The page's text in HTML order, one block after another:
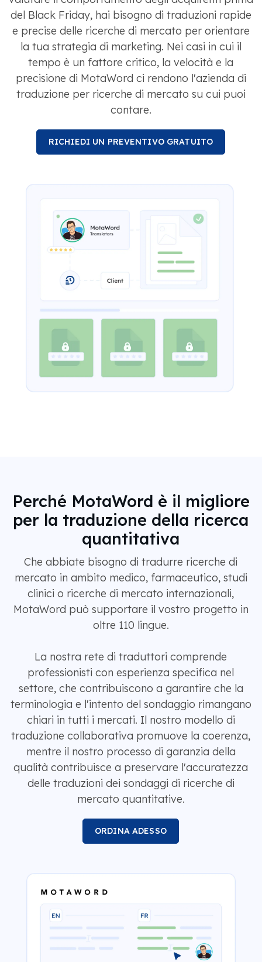
del Black Friday, hai bisogno di traduzioni rapide
e precise delle ricerche di mercato per orientare
la tua strategia di marketing. Nei casi in cui il
tempo è un fattore critico, la velocità e la
precisione di MotaWord ci rendono l'azienda di
traduzione per ricerche di mercato su cui puoi
contare.
RICHIEDI UN PREVENTIVO GRATUITO
Perché MotaWord è il migliore
per la traduzione della ricerca
quantitativa
Che abbiate bisogno di tradurre ricerche di
mercato in ambito medico, farmaceutico, studi
clinici o ricerche di mercato internazionali,
MotaWord può supportare il vostro progetto in
oltre 110 lingue.
La nostra rete di traduttori comprende
professionisti con esperienza specifica nel
settore, che contribuiscono a garantire che la
terminologia e l'intento del sondaggio rimangano
chiari in tutti i mercati. Il nostro modello di
traduzione collaborativa promuove la coerenza,
mentre il nostro processo di garanzia della
qualità contribuisce a preservare l'accuratezza
delle traduzioni dei sondaggi di ricerche di
mercato quantitative.
ORDINA ADESSO